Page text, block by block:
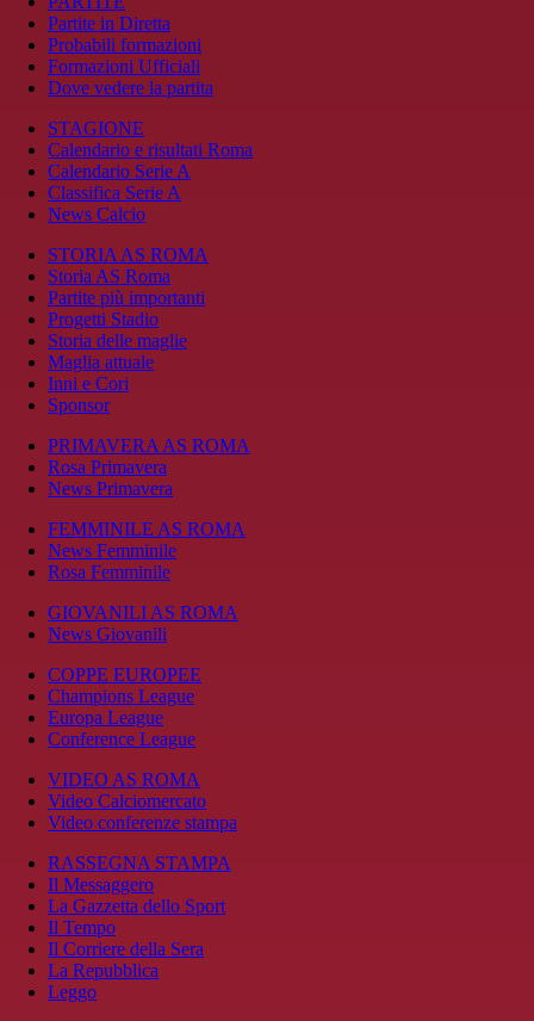
Partite in Diretta
Probabili formazioni
Formazioni Ufficiali
Dove vedere la partita
STAGIONE
Calendario e risultati Roma
Calendario Serie A
Classifica Serie A
News Calcio
STORIA AS ROMA
Storia AS Roma
Partite più importanti
Progetti Stadio
Storia delle maglie
Maglia attuale
Inni e Cori
Sponsor
PRIMAVERA AS ROMA
Rosa Primavera
News Primavera
FEMMINILE AS ROMA
News Femminile
Rosa Femminile
GIOVANILI AS ROMA
News Giovanili
COPPE EUROPEE
Champions League
Europa League
Conference League
VIDEO AS ROMA
Video Calciomercato
Video conferenze stampa
RASSEGNA STAMPA
Il Messaggero
La Gazzetta dello Sport
Il Tempo
Il Corriere della Sera
La Repubblica
Leggo